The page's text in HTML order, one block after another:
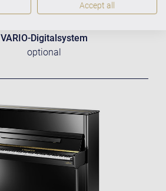
VARIO-Digitalsystem
optional
Accept all